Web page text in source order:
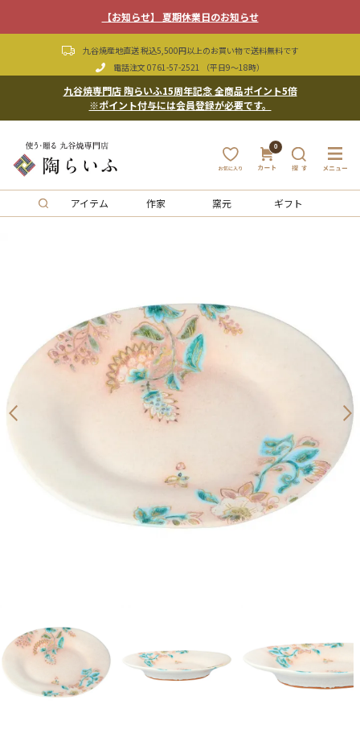
【お知らせ】 夏期休業日のお知らせ
九谷焼産地直送 税込5,500円以上のお買い物で送料無料です
電話注文 0761-57-2521 （平日9〜18時）
九谷焼専門店 陶らいふ15周年記念 全商品ポイント5倍
※ポイント付与には会員登録が必要です。
0
アイテム 作家 窯元 ギフト